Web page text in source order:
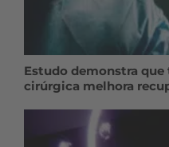
Estudo demonstra
cirúrgica melhora